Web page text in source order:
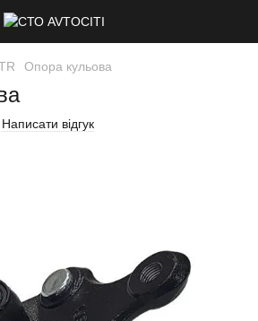
Опора кульова
Написати відгук